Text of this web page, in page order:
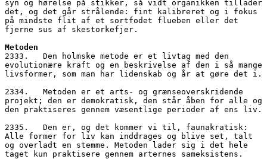
syn og hørelse på stikker, så vidt organikken tillader
det, og det går strålende: fint kalibreret og i fokus
på mindste flit af et sortfodet flueben eller det
fjerne sus af skestorkefjer.
Metoden
2333.   Den holmske metode er et livtag med den
evolutionære kraft og en beskrivelse af den i så mange
livsformer, som man har lidenskab og år at gøre det i.
2334.   Metoden er et arts- og grænseoverskridende
projekt; den er demokratisk, den står åben for alle og
den praktiseres gennem væsentlige perioder af ens liv.
2335.   Den er, og det kommer vi til, faunakratisk:
Alle former for liv kan inddrages og blive set, talt
og overladt en stemme. Metoden lader sig i det hele
taget kun praktisere gennem arternes sameksistens.